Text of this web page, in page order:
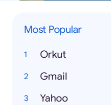
Most Popular
Orkut
Gmail
Yahoo